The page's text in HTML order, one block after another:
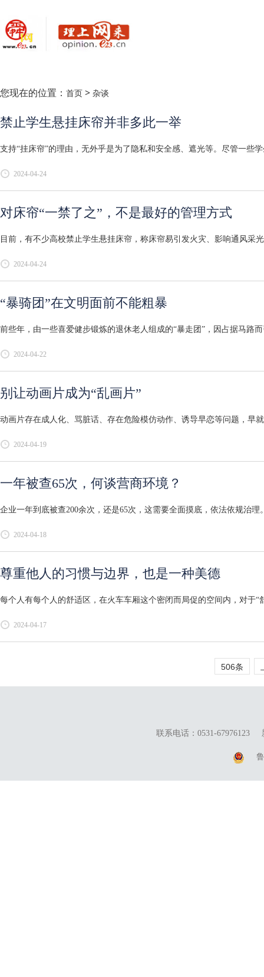
您现在的位置： 首页 > 杂谈
禁止学生悬挂床帘并非多此一举
支持“挂床帘”的理由，无外乎是为了隐私和安全感、遮光等。尽管一些
2024-04-24
对床帘“一禁了之”，不是最好的管理方式
目前，有不少高校禁止学生悬挂床帘，称床帘易引发火灾、影响通风采
2024-04-24
“暴骑团”在文明面前不能粗暴
前些年，由一些喜爱健步锻炼的退休老人组成的“暴走团”，因占据马路
2024-04-22
别让动画片成为“乱画片”
动画片存在成人化、骂脏话、存在危险模仿动作、诱导早恋等问题，早
2024-04-19
一年被查65次，何谈营商环境？
企业一年到底被查200余次，还是65次，这需要全面摸底，依法依规治理
2024-04-18
尊重他人的习惯与边界，也是一种美德
每个人有每个人的舒适区，在火车车厢这个密闭而局促的空间内，对于
2024-04-17
506条
联系电话：0531-67976123